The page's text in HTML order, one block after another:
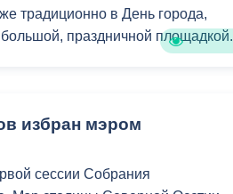
традиционно в День города,
большой, праздничной площадкой.
избран мэром
сессии Собрания